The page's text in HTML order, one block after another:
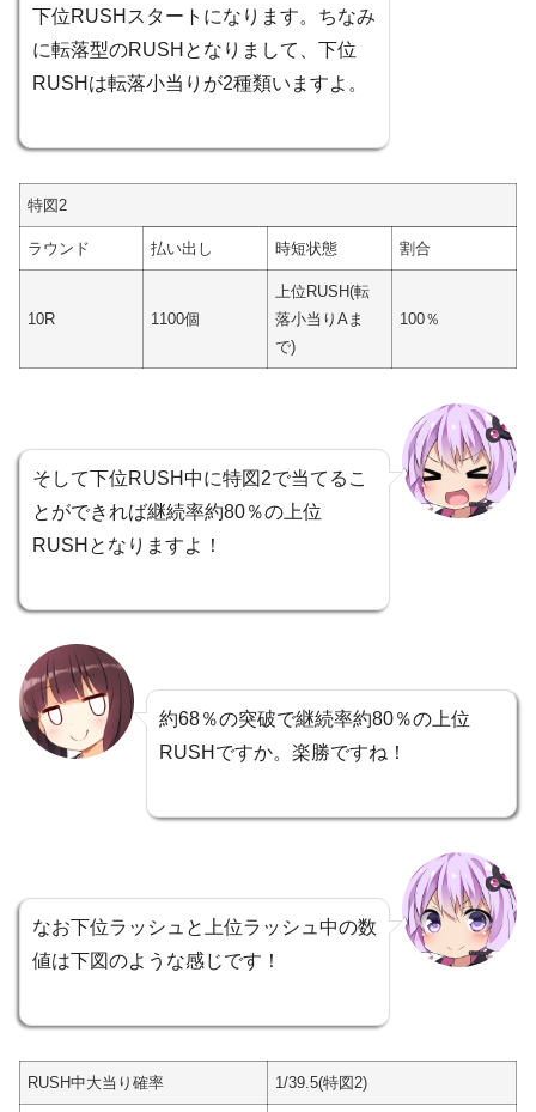
下位RUSHスタートになります。ちなみ
に転落型のRUSHとなりまして、下位
RUSHは転落小当りが2種類いますよ。
特図2
ラウンド 払い出し 時短状態 割合
10R 1100個
上位RUSH(転
落小当りAま
で)
100％
そして下位RUSH中に特図2で当てるこ
とができれば継続率約80％の上位
RUSHとなりますよ！
約68％の突破で継続率約80％の上位
RUSHですか。楽勝ですね！
なお下位ラッシュと上位ラッシュ中の数
値は下図のような感じです！
RUSH中大当り確率 1/39.5(特図2)